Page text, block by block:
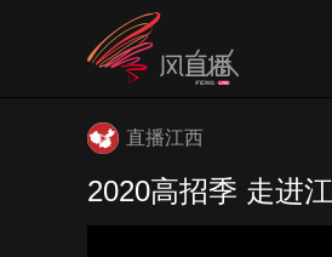
直播江西
2020高招季 走进